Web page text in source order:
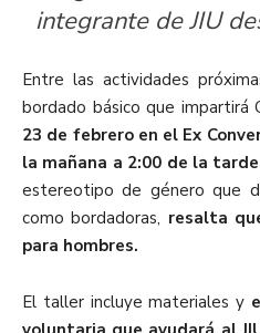
integrante de JIU
Entre las actividades
bordado básico que impartirá
23 de febrero en el Ex
la mañana a 2:00 de la
estereotipo de género que
como bordadoras, resalta
para hombres.
El taller incluye materiales y